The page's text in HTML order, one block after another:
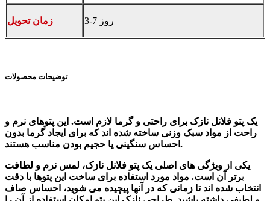
زمان تحویل 3-7 روز
توضیحات محصولات
یک پتو فلانل نازک برای راحتی و گرما لازم است. این پتوهای نرم و
راحت از مواد سبک وزنی ساخته شده اند که برای ایجاد گرما بدون
احساس سنگینی یا حجیم بودن مناسب هستند.
یکی از ویژگی های اصلی یک پتو فلانل نازک، لمس نرم و لطافت
برتر آن است. مواد مورد استفاده برای ساخت این پتوها با دقت
انتخاب شده اند تا زمانی که در آنها پیچیده می شوید، احساس صاف